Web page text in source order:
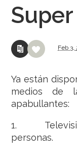
Feb 3,
Ya están
medios de
apabullantes:
1.
personas.